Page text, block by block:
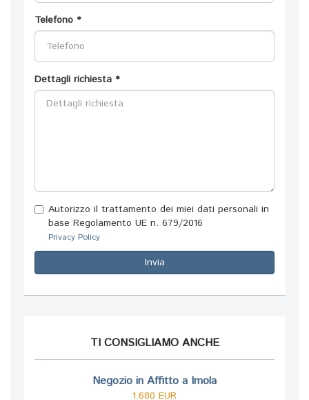
Telefono *
Dettagli richiesta *
Autorizzo il trattamento dei miei dati personali in
base Regolamento UE n. 679/2016
Privacy Policy
Invia
TI CONSIGLIAMO ANCHE
Negozio in Affitto a Imola
1.680 EUR